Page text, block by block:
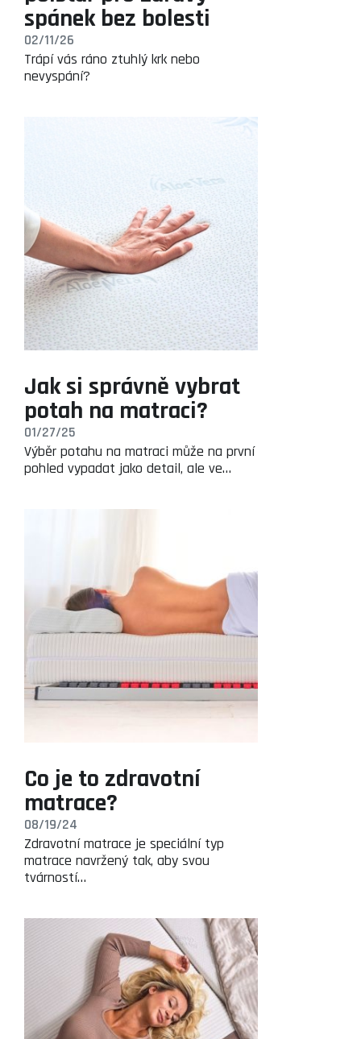
spánek bez bolesti
02/11/26
Trápí vás ráno ztuhlý krk nebo
nevyspání?
Jak si správně vybrat
potah na matraci?
01/27/25
Výběr potahu na matraci může na první
pohled vypadat jako detail, ale ve…
Co je to zdravotní
matrace?
08/19/24
Zdravotní matrace je speciální typ
matrace navržený tak, aby svou
tvárností…